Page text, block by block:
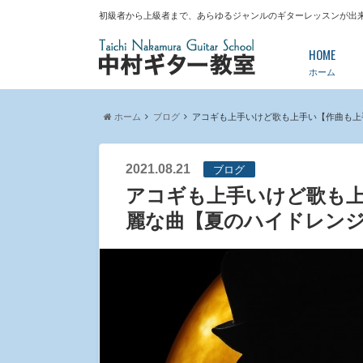
初級者から上級者まで、あらゆるジャンルのギターレッスンが出
ホーム
HOME
ホーム ブログ アコギも上手いけど歌も上手い【作曲も
2021.08.21 ブログ
アコギも上手いけど歌も
麗な曲【夏のハイドレン